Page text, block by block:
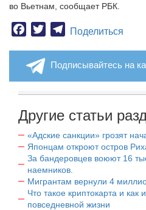
во Вьетнам, сообщает РБК.
Facebook
TwitterTelegram
Поделиться
Подписывайтесь на
Другие статьи
«Адские санкции» грозят
Японцам откроют остров
За бандеровцев воюют 16
наемников.
Мигрантам вернули 4
Что такое криптокарта и как
повседневной жизни